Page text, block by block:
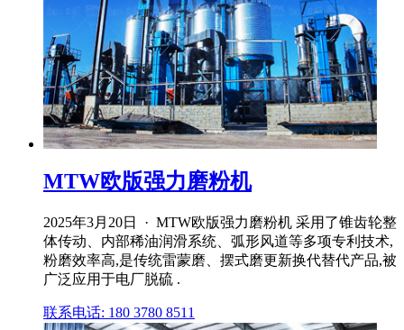
MTW欧版强力磨粉机
2025年3月20日 · MTW欧版强力磨粉机 采用了锥齿轮整
体传动、内部稀油润滑系统、弧形风道等多项专利技术,
粉磨效率高,是传统雷蒙磨、摆式磨更新换代替代产品,被
广泛应用于电厂脱硫 .
联系电话: 180 3780 8511